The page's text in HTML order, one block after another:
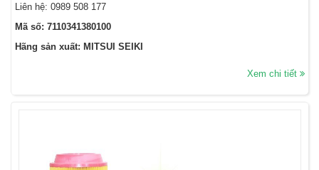
Liên hệ: 0989 508 177
Mã số: 7110341380100
Hãng sản xuất: MITSUI SEIKI
Xem chi tiết